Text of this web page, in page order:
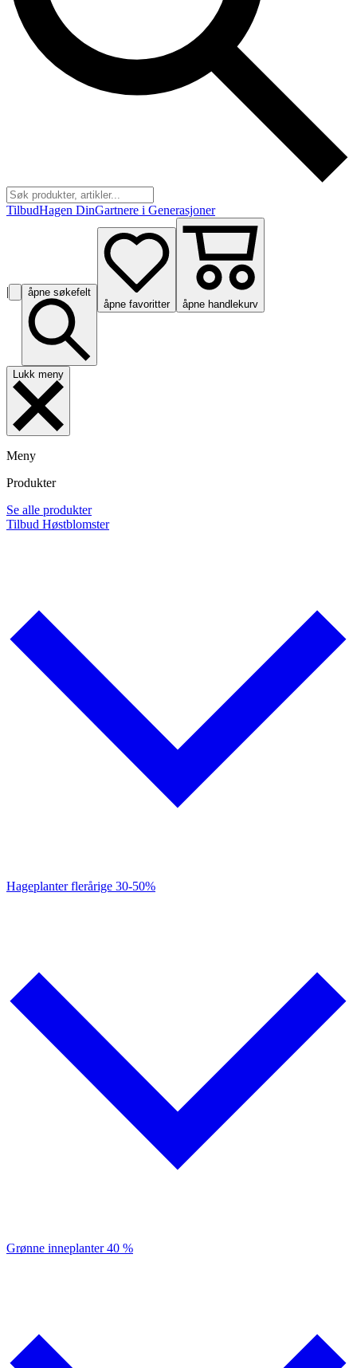
TilbudHagen DinGartnere i Generasjoner
|
åpne søkefelt
åpne favoritter
åpne handlekurv
Lukk meny
Meny
Produkter
Se alle produkter
Tilbud Høstblomster
Hageplanter flerårige 30-50%
Grønne inneplanter40 %